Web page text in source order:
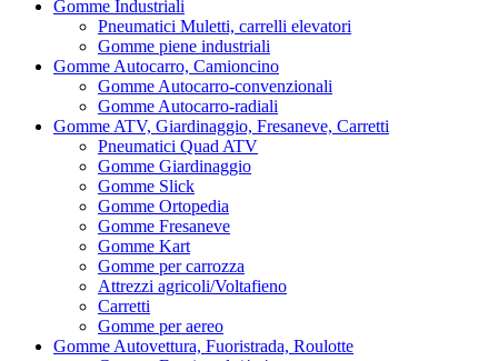
Gomme Industriali
Pneumatici Muletti, carrelli elevatori
Gomme piene industriali
Gomme Autocarro, Camioncino
Gomme Autocarro-convenzionali
Gomme Autocarro-radiali
Gomme ATV, Giardinaggio, Fresaneve, Carretti
Pneumatici Quad ATV
Gomme Giardinaggio
Gomme Slick
Gomme Ortopedia
Gomme Fresaneve
Gomme Kart
Gomme per carrozza
Attrezzi agricoli/Voltafieno
Carretti
Gomme per aereo
Gomme Autovettura, Fuoristrada, Roulotte